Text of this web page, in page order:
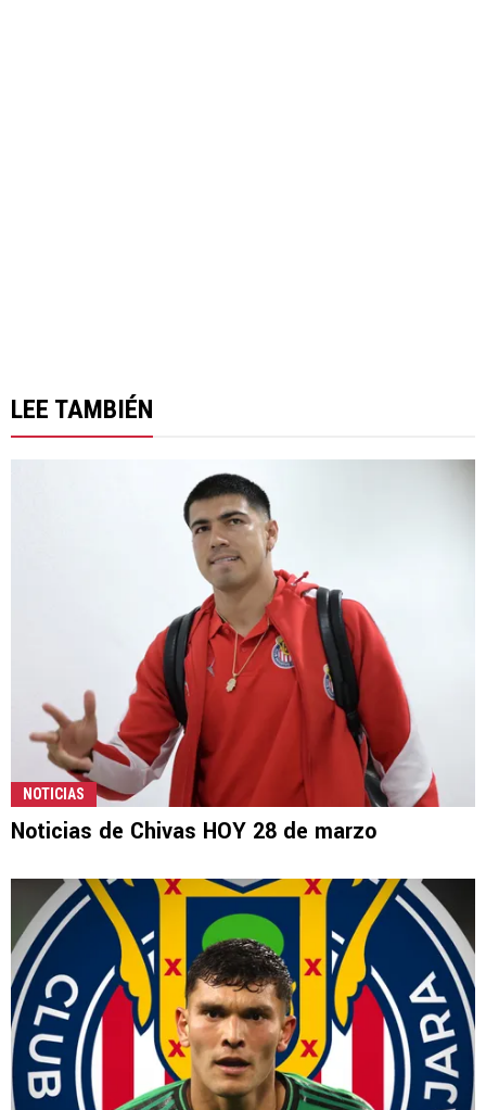
LEE TAMBIÉN
NOTICIAS
Noticias de Chivas HOY 28 de marzo